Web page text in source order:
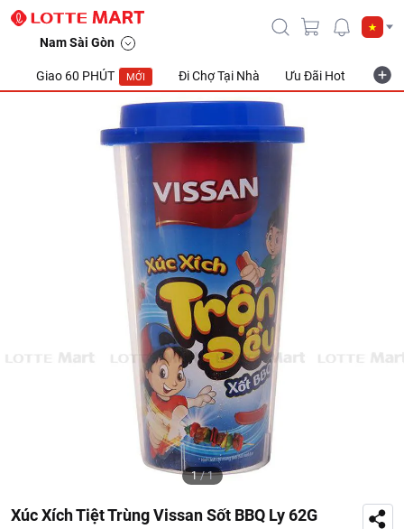
Nam Sài Gòn
Giao 60 PHÚT MỚI Đi Chợ Tại Nhà Ưu Đãi Hot
1/1
Xúc Xích Tiệt Trùng Vissan Sốt BBQ Ly 62G